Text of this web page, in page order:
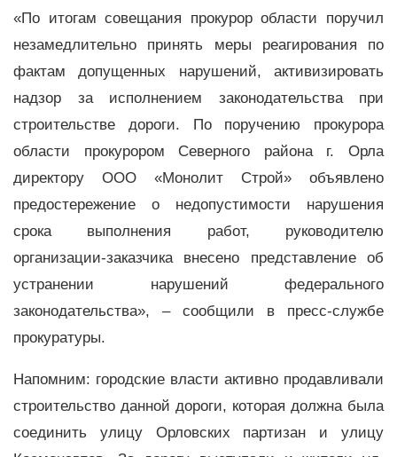
«По итогам совещания прокурор области поручил
незамедлительно принять меры реагирования по
фактам допущенных нарушений, активизировать
надзор за исполнением законодательства при
строительстве дороги. По поручению прокурора
области прокурором Северного района г. Орла
директору ООО «Монолит Строй» объявлено
предостережение о недопустимости нарушения
срока выполнения работ, руководителю
организации-заказчика внесено представление об
устранении нарушений федерального
законодательства», – сообщили в пресс-службе
прокуратуры.
Напомним: городские власти активно продавливали
строительство данной дороги, которая должна была
соединить улицу Орловских партизан и улицу